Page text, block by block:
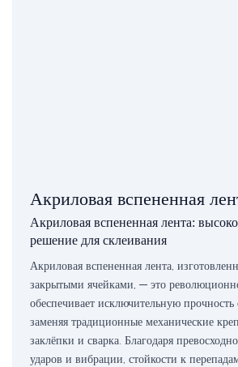
Акриловая вспененная
Акриловая вспененная лента:
решение для склеивания
Акриловая вспененная лента,
закрытыми ячейками, — это
обеспечивает исключительную прочность
заменяя традиционные механические
заклёпки и сварка. Благодаря
ударов и вибрации, стойкости к